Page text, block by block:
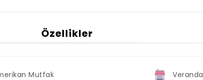
Özellikler
Mutfak Veranda